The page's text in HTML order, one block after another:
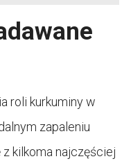
roli kurkuminy w
zapaleniu
kilkoma najczęściej